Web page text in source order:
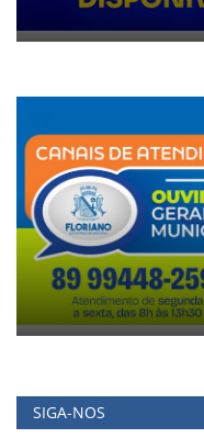
SIGA-NOS